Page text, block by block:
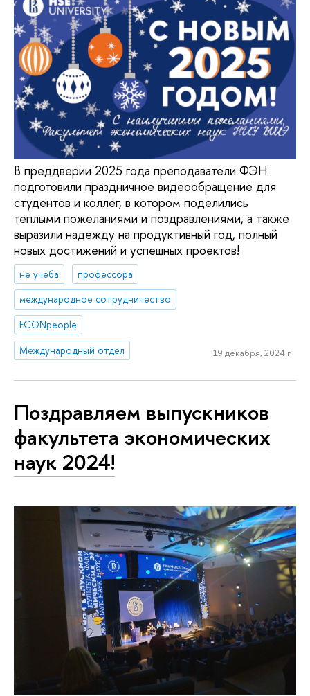
В преддверии 2025 года преподаватели ФЭН
подготовили праздничное видеообращение для
студентов и коллег, в котором поделились
теплыми пожеланиями и поздравлениями, а также
выразили надежду на продуктивный год, полный
новых достижений и успешных проектов!
не учеба
профессора
международное сотрудничество
ECONpeople
Международный отдел
19 декабря, 2024 г.
Поздравляем выпускников
факультета экономических
наук 2024!